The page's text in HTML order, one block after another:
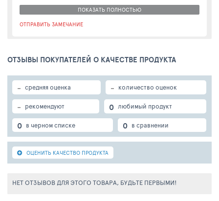
Alkyl Benzoate, Isohexadecane, Isododecane, Cocos
Nucifera Oil, PEG-40 Hydrogenated Castor Oil,
Рanthenol, Sodium Stearoyl Glutamate, Xanthan Gum,
ПОКАЗАТЬ ПОЛНОСТЬЮ
ОТПРАВИТЬ ЗАМЕЧАНИЕ
ОТЗЫВЫ ПОКУПАТЕЛЕЙ О КАЧЕСТВЕ ПРОДУКТА
- средняя оценка - количество оценок
- рекомендуют 0 любимый продукт
0 в черном списке 0 в сравнении
ОЦЕНИТЬ КАЧЕСТВО ПРОДУКТА
НЕТ ОТЗЫВОВ ДЛЯ ЭТОГО ТОВАРА, БУДЬТЕ ПЕРВЫМИ!